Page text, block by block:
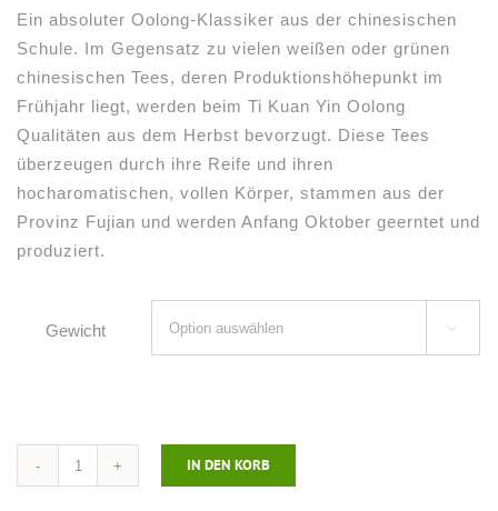
Ein absoluter Oolong-Klassiker aus der chinesischen
Schule. Im Gegensatz zu vielen weißen oder grünen
chinesischen Tees, deren Produktionshöhepunkt im
Frühjahr liegt, werden beim Ti Kuan Yin Oolong
Qualitäten aus dem Herbst bevorzugt. Diese Tees
überzeugen durch ihre Reife und ihren
hocharomatischen, vollen Körper, stammen aus der
Provinz Fujian und werden Anfang Oktober geerntet und
produziert.
Gewicht 
IN DEN KORB